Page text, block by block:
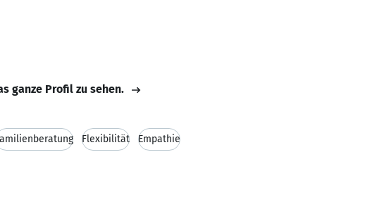
ganze Profil zu sehen.
Flexibilität Empathie